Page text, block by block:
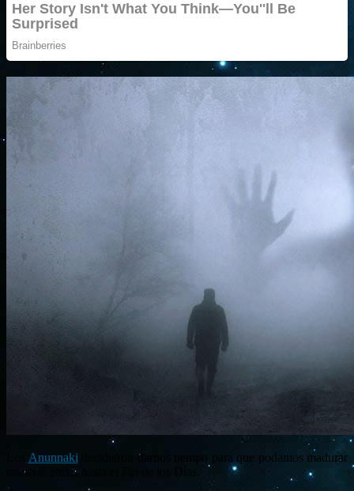
Anunnaki decidieron darnos tiempo para que podamos madurar
nuestras almas hasta el Fin de los Días.